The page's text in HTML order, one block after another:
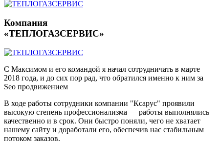
Компания
«ТЕПЛОГАЗСЕРВИС»
С Максимом и его командой я начал сотрудничать в марте
2018 года, и до сих пор рад, что обратился именно к ним за
Seo продвижением
В ходе работы сотрудники компании "Ксарус" проявили
высокую степень профессионализма — работы выполнялись
качественно и в срок. Они быстро поняли, чего не хватает
нашему сайту и доработали его, обеспечив нас стабильным
потоком заказов.